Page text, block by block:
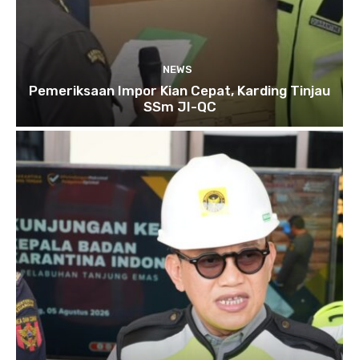
NEWS
Pemeriksaan Impor Kian Cepat, Karding Tinjau
SSm JI-QC